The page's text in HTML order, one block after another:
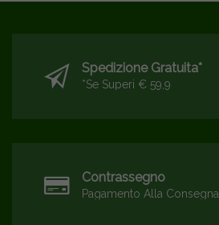
Spedizione Gratuita*
*se Superi € 59,9
Contrassegno
Pagamento Alla Consegna